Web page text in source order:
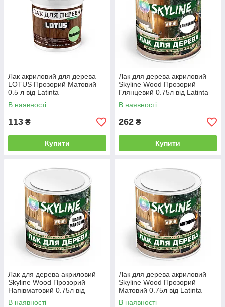
Лак акриловий для дерева
LOTUS Прозорий Матовий
0.5 л від Latinta
В наявності
113 ₴
Купити
Лак для дерева акриловий
Skyline Wood Прозорий
Глянцевий 0.75л від Latinta
В наявності
262 ₴
Купити
Лак для дерева акриловий
Skyline Wood Прозорий
Напівматовий 0.75л від
Latinta
В наявності
Лак для дерева акриловий
Skyline Wood Прозорий
Матовий 0.75л від Latinta
В наявності